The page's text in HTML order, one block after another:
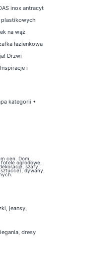
inox antracyt
plastikowych
na wąż
łazienkowa
Drzwi
Inspiracje i
kategorii •
cen. Dom,
ogrodowe,
szafy,
dywany,
, jeansy,
, dresy